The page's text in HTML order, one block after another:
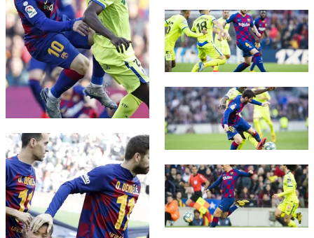
FC Barcelona club badge
FC Barcelona club badge
FC Barcelona club badge
FC Barcelona club badge